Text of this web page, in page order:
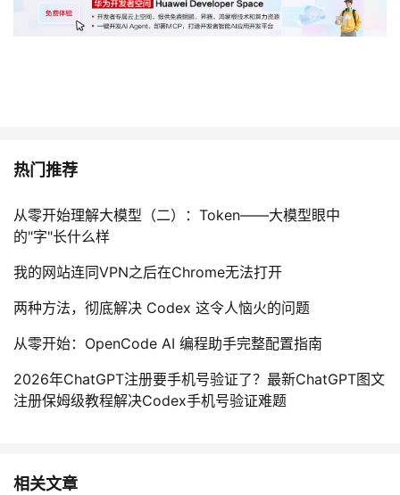
热门推荐
从零开始理解大模型（二）：Token——大模型眼中
的"字"长什么样
我的网站连同VPN之后在Chrome无法打开
两种方法，彻底解决 Codex 这令人恼火的问题
从零开始：OpenCode AI 编程助手完整配置指南
2026年ChatGPT注册要手机号验证了？最新ChatGPT图文
注册保姆级教程解决Codex手机号验证难题
相关文章